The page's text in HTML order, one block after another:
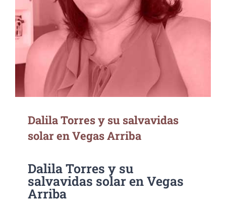
Dalila Torres y su salvavidas solar en Vegas
Arriba
Dalila Torres y su salvavidas
solar en Vegas Arriba
Dalila Torres y su
salvavidas solar en Vegas
Arriba